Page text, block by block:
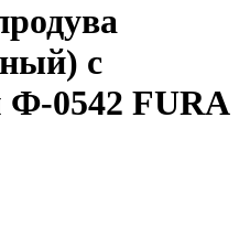
с
Ф-0542 FURA